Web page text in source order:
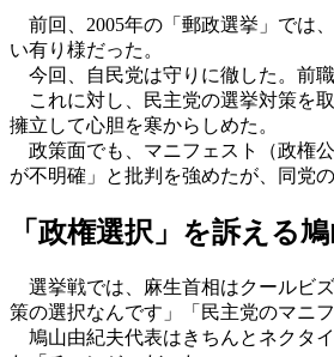
前回、2005年の「郵政選挙」では
い有り様だった。
今回、自民党は守りに徹した。前
これに対し、民主党の選挙対策を
擁立して心胆を寒からしめた。
政策面でも、マニフェスト（政権
が不明確」と批判を強めたが、同党
「政権選択」を訴える
選挙戦では、麻生首相はクールビ
策の選択なんです」「民主党のマニ
鳩山由紀夫代表はきちんとネクタ